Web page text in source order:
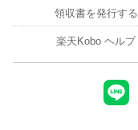
領収書を発行する
楽天Kobo ヘルプ